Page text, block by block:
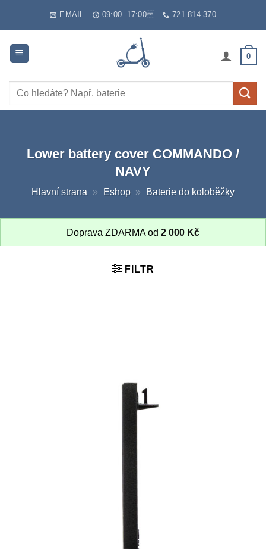
EMAIL 09:00 -17:00 721 814 370
0
Hledat:
Lower battery cover COMMANDO /
NAVY
Hlavní strana » Eshop » Baterie do koloběžky
Doprava ZDARMA od 2 000 Kč
FILTR